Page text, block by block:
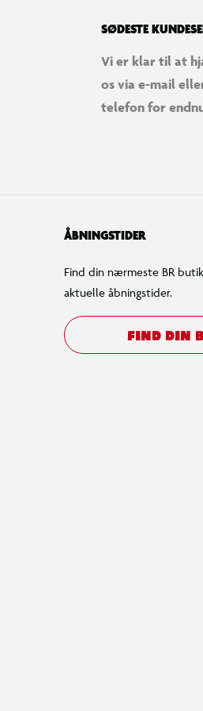
SØDESTE
Vi er klar til at
os via e-mail
telefon for
ÅBNINGSTIDER
Find din nærmeste BR
aktuelle åbningstider.
FIND DIN